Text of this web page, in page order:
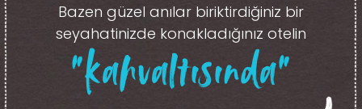
Bazen güzel anılar biriktirdiğiniz bir
seyahatinizde konakladığınız otelin
“kahvaltısında”